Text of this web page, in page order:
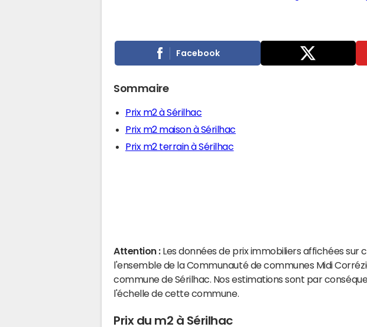
Facebook
Sommaire
Prix m2 à Sérilhac
Prix m2 maison à Sérilhac
Prix m2 terrain à Sérilhac
Attention : Les données de prix immobiliers affichées
l'ensemble de la Communauté de communes Midi
commune de Sérilhac. Nos estimations sont par
l'échelle de cette commune.
Prix du m2 à Sérilhac